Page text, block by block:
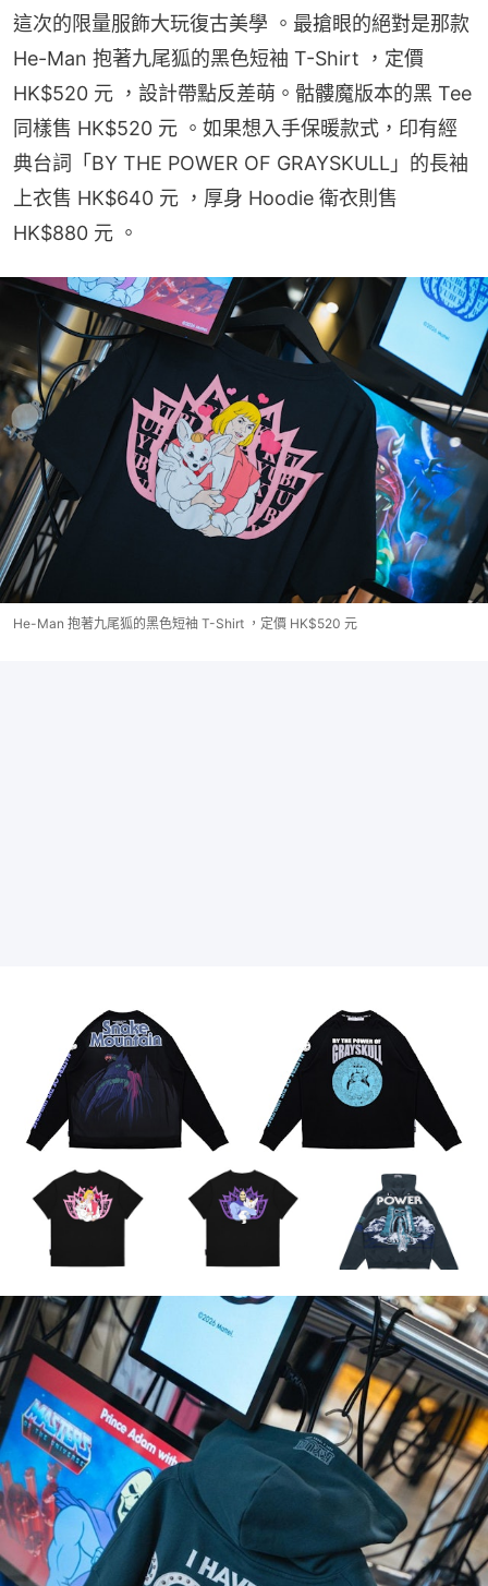
這次的限量服飾大玩復古美學 。最搶眼的絕對是那款
He-Man 抱著九尾狐的黑色短袖 T-Shirt ，定價
HK$520 元 ，設計帶點反差萌。骷髏魔版本的黑 Tee
同樣售 HK$520 元 。如果想入手保暖款式，印有經
典台詞「BY THE POWER OF GRAYSKULL」的長袖
上衣售 HK$640 元 ，厚身 Hoodie 衛衣則售
HK$880 元 。
He-Man 抱著九尾狐的黑色短袖 T-Shirt ，定價 HK$520 元